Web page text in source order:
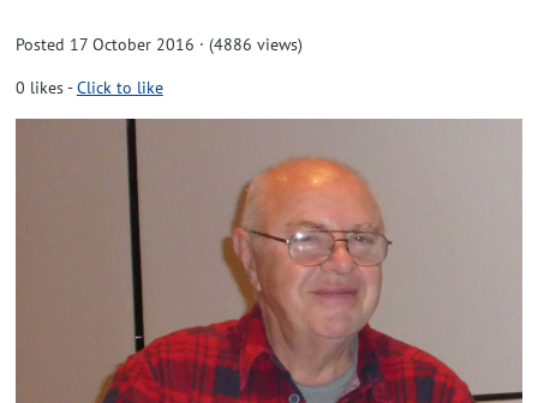
Posted 17 October 2016 · (4886 views)
0 likes-Click to like